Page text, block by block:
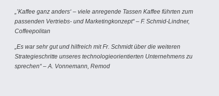
„’Kaffee ganz anders‘ – viele anregende Tassen Kaffee führten zum
passenden Vertriebs- und Marketingkonzept“ – F. Schmid-Lindner,
Coffeepolitan
„Es war sehr gut und hilfreich mit Fr. Schmidt über die weiteren
Strategieschritte unseres technologieorientierten Unternehmens zu
sprechen“ – A. Vonnemann, Remod